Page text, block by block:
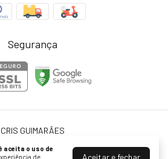
aceita o uso de
de Aceitar e fechar
Segurança
CRIS GUIMARÃES